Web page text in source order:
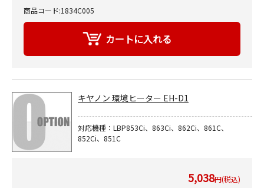
商品コード:1834C005
キヤノン 環境ヒーター EH-D1
対応機種：LBP853Ci、863Ci、862Ci、861C、
852Ci、851C
5,038円(税込)